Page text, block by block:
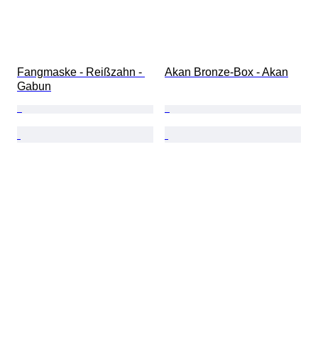
Fangmaske - Reißzahn -
Gabun
Akan Bronze-Box - Akan